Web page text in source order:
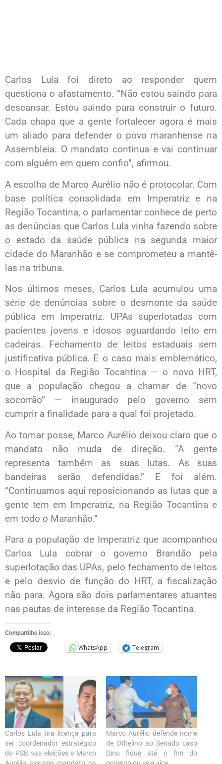
Carlos Lula foi direto ao responder quem
questiona o afastamento. “Não estou saindo para
descansar. Estou saindo para construir o futuro.
Cada chapa que a gente fortalecer agora é mais
um aliado para defender o povo maranhense na
Assembleia. O mandato continua e vai continuar
com alguém em quem confio”, afirmou.
A escolha de Marco Aurélio não é protocolar. Com
base política consolidada em Imperatriz e na
Região Tocantina, o parlamentar conhece de perto
as denúncias que Carlos Lula vinha fazendo sobre
o estado da saúde pública na segunda maior
cidade do Maranhão e se comprometeu a mantê-
las na tribuna.
Nos últimos meses, Carlos Lula acumulou uma
série de denúncias sobre o desmonte da saúde
pública em Imperatriz. UPAs superlotadas com
pacientes jovens e idosos aguardando leito em
cadeiras. Fechamento de leitos estaduais sem
justificativa pública. E o caso mais emblemático,
o Hospital da Região Tocantina — o novo HRT,
que a população chegou a chamar de “novo
socorrão” — inaugurado pelo governo sem
cumprir a finalidade para a qual foi projetado.
Ao tomar posse, Marco Aurélio deixou claro que o
mandato não muda de direção. “A gente
representa também as suas lutas. As suas
bandeiras serão defendidas.” E foi além.
“Continuamos aqui reposicionando as lutas que a
gente tem em Imperatriz, na Região Tocantina e
em todo o Maranhão.”
Para a população de Imperatriz que acompanhou
Carlos Lula cobrar o governo Brandão pela
superlotação das UPAs, pelo fechamento de leitos
e pelo desvio de função do HRT, a fiscalização
não para. Agora são dois parlamentares atuantes
nas pautas de interesse da Região Tocantina.
Compartilhe isso:
WhatsApp Telegram
Carlos Lula tira licença para
ser coordenador estratégico
do PSB nas eleições e Marco
Marco Aurélio defende nome
de Othelino ao Senado caso
Dino fique até o fim do